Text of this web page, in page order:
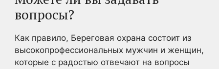
вопросы?
Как правило, Береговая охрана состоит из
высокопрофессиональных мужчин и женщин,
которые с радостью отвечают на вопросы